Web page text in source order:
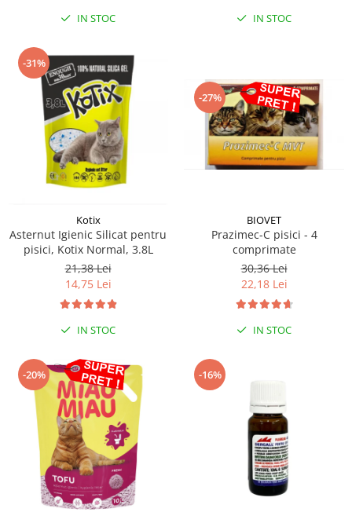
IN STOC IN STOC
-31%
Kotix
Asternut Igienic Silicat pentru
pisici, Kotix Normal, 3.8L
21,38 Lei
14,75 Lei
IN STOC
-27%
BIOVET
Prazimec-C pisici - 4
comprimate
30,36 Lei
22,18 Lei
IN STOC
-20% -16%